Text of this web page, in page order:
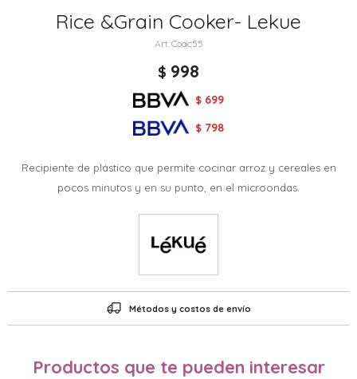
Rice &Grain Cooker- Lekue
Coac55
$ 998
$ 699
$ 798
Recipiente de plástico que permite cocinar arroz y cereales en
pocos minutos y en su punto, en el microondas.
Métodos y costos de envío
Productos que te pueden interesar